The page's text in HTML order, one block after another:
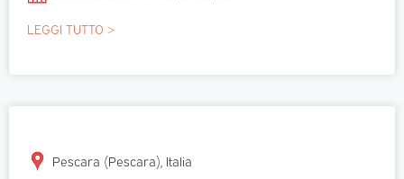
LEGGI TUTTO >
Pescara (Pescara), Italia